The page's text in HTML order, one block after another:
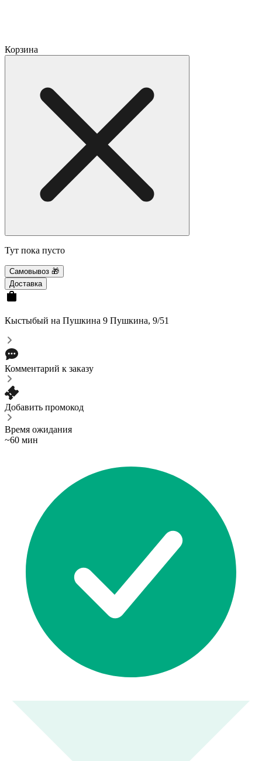
Корзина
Тут пока пусто
Самовывоз 🎁
Доставка
Кыстыбый на Пушкина 9 Пушкина, 9/51
Комментарий к заказу
Добавить промокод
Время ожидания
~60 мин